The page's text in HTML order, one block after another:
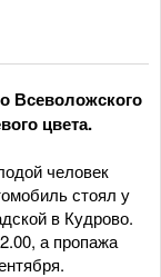
Всеволожского
цвета.
человек
стоял у
в Кудрово.
а пропажа